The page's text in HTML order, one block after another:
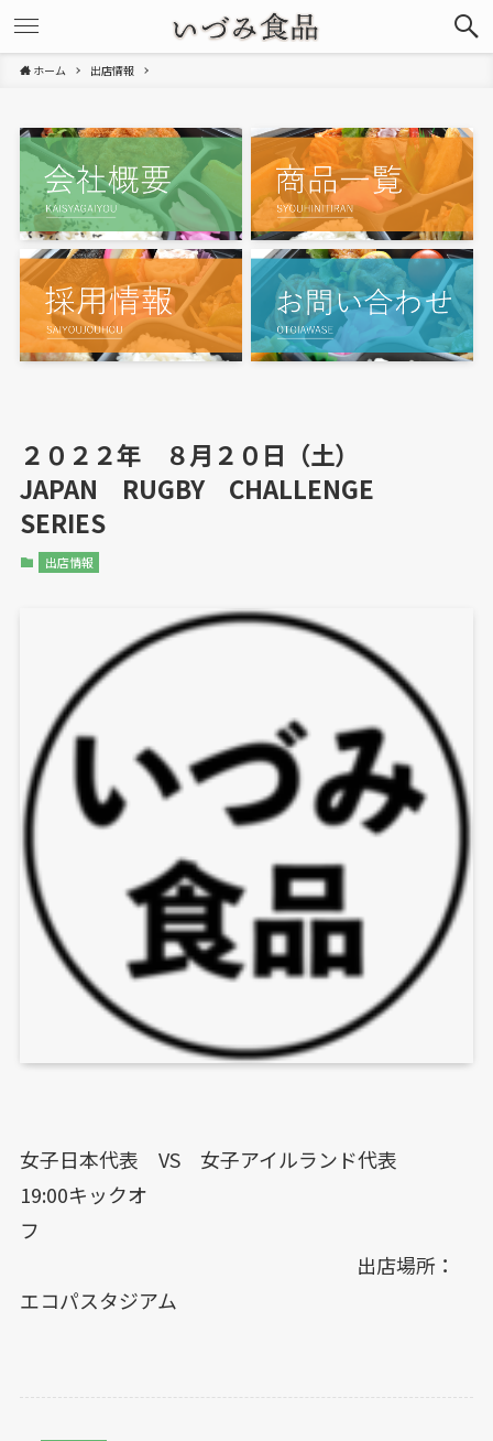
ホーム 出店情報
２０２２年 ８月２０日（土）
JAPAN RUGBY CHALLENGE
SERIES
出店情報
女子日本代表 VS 女子アイルランド代表
19:00キックオ
フ
出店場所：
エコパスタジアム